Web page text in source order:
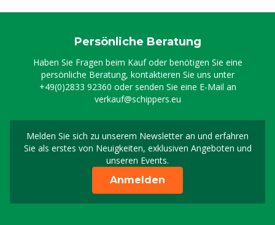
Persönliche Beratung
Haben Sie Fragen beim Kauf oder benötigen Sie eine
persönliche Beratung, kontaktieren Sie uns unter
+49(0)2833 92360 oder senden Sie eine E-Mail an
verkauf@schippers.eu
Melden Sie sich zu unserem Newsletter an und erfahren
Sie als erstes von Neuigkeiten, exklusiven Angeboten und
unseren Events.
Melden Sie sich für
Anmelden